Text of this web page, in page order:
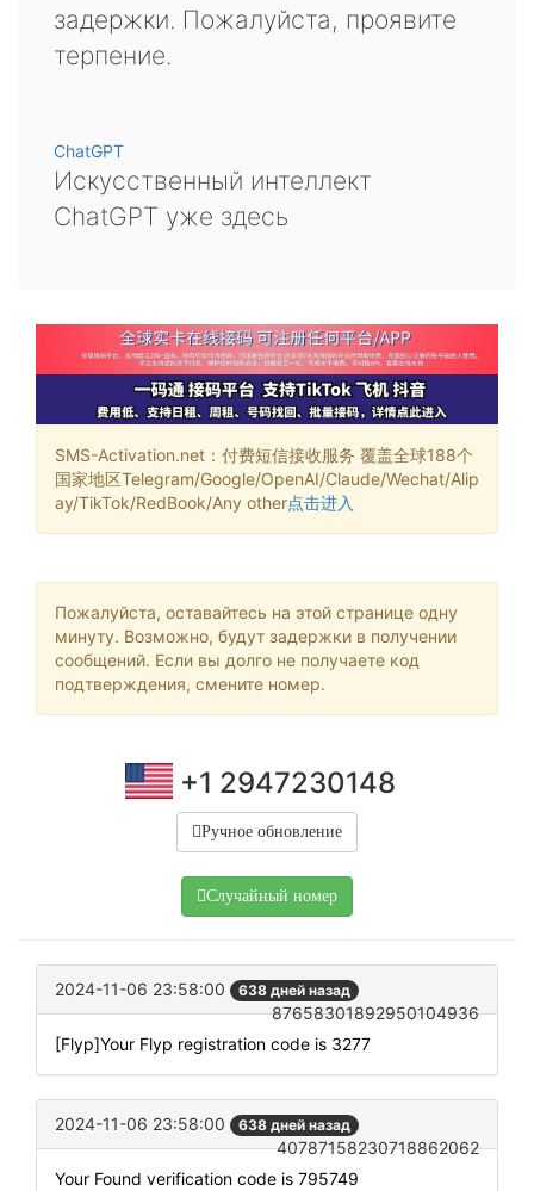
задержки. Пожалуйста, проявите
терпение.
ChatGPT
Искусственный интеллект
ChatGPT уже здесь
SMS-Activation.net：付费短信接收服务 覆盖全球188个
国家地区Telegram/Google/OpenAI/Claude/Wechat/Alip
ay/TikTok/RedBook/Any other点击进入
Пожалуйста, оставайтесь на этой странице одну
минуту. Возможно, будут задержки в получении
сообщений. Если вы долго не получаете код
подтверждения, смените номер.
+1 2947230148
Ручное обновление
Случайный номер
2024-11-06 23:58:00 638 дней назад
87658301892950104936
[Flyp]Your Flyp registration code is 3277
2024-11-06 23:58:00 638 дней назад
40787158230718862062
Your Found verification code is 795749